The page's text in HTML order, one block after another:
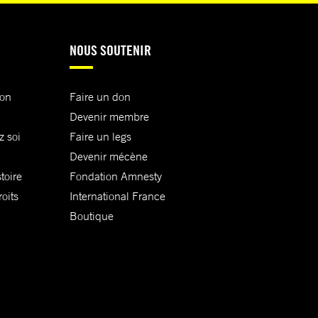
soi
NOUS SOUTENIR
Faire un don
Devenir membre
Faire un legs
Devenir mécène
Fondation Amnesty
International France
Boutique